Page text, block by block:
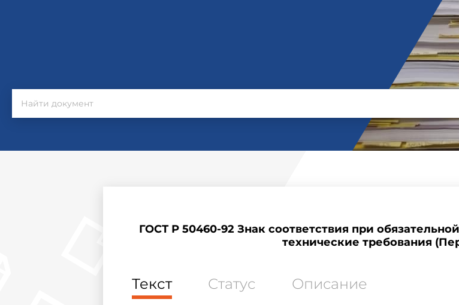
ГОСТ Р 50460-92 Знак соответствия при
технические требования
Текст Статус Описание